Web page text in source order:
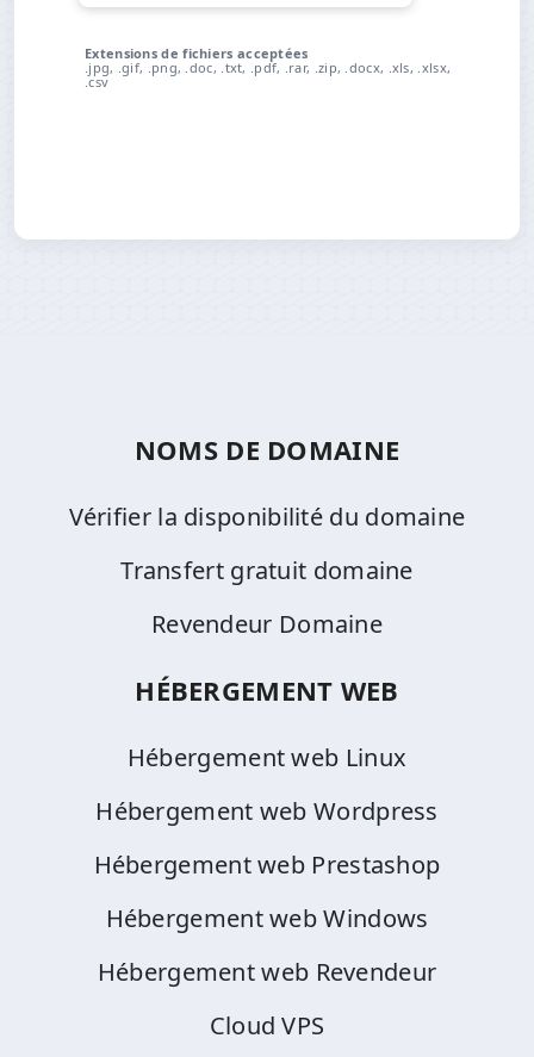
Extensions de fichiers acceptées
.jpg, .gif, .png, .doc, .txt, .pdf, .rar, .zip, .docx, .xls, .xlsx,
.csv
NOMS DE DOMAINE
Vérifier la disponibilité du domaine
Transfert gratuit domaine
Revendeur Domaine
HÉBERGEMENT WEB
Hébergement web Linux
Hébergement web Wordpress
Hébergement web Prestashop
Hébergement web Windows
Hébergement web Revendeur
Cloud VPS